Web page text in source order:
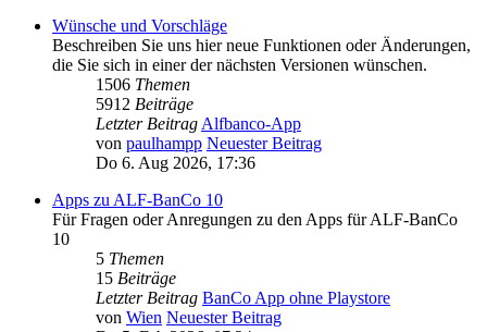
Wünsche und Vorschläge
Beschreiben Sie uns hier neue Funktionen oder Änderungen,
die Sie sich in einer der nächsten Versionen wünschen.
1506 Themen
5912 Beiträge
Letzter BeitragAlfbanco-App
von paulhampp Neuester Beitrag
Do 6. Aug 2026, 17:36
Apps zu ALF-BanCo 10
Für Fragen oder Anregungen zu den Apps für ALF-BanCo
10
5 Themen
15 Beiträge
Letzter Beitrag BanCo App ohne Playstore
von Wien Neuester Beitrag